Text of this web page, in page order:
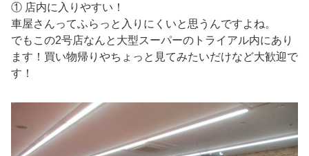
① 店内に入りやすい！
車屋さんってふらっと入りにくいと思うんですよね。
でもこの2号店なんと大型スーパーのトライアル内にあり
ます！買い物帰りやちょっと見てみたいだけなど大歓迎で
す！